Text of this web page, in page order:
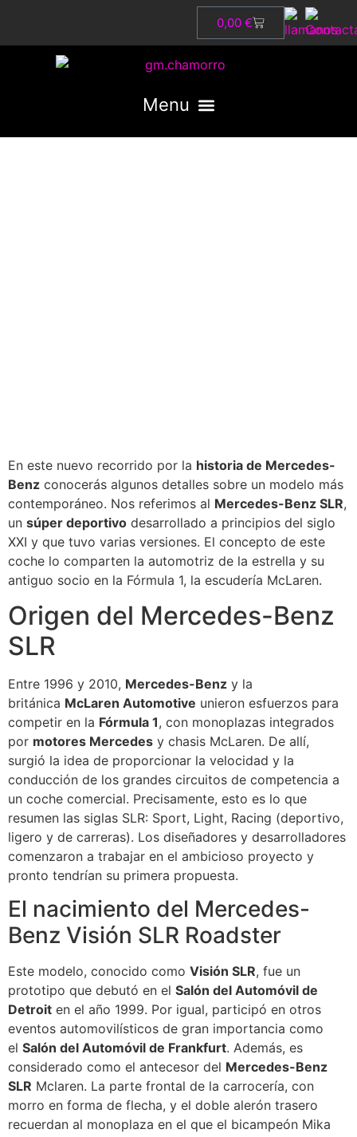
0,00€
En este nuevo recorrido por la historia de Mercedes-
Benz conocerás algunos detalles sobre un modelo más
contemporáneo. Nos referimos al Mercedes-Benz SLR,
un súper deportivo desarrollado a principios del siglo
XXI y que tuvo varias versiones. El concepto de este
coche lo comparten la automotriz de la estrella y su
antiguo socio en la Fórmula 1, la escudería McLaren.
Origen del Mercedes-Benz
SLR
Entre 1996 y 2010, Mercedes-Benz y la
británica McLaren Automotive unieron esfuerzos para
competir en la Fórmula 1, con monoplazas integrados
por motores Mercedes y chasis McLaren. De allí,
surgió la idea de proporcionar la velocidad y la
conducción de los grandes circuitos de competencia a
un coche comercial. Precisamente, esto es lo que
resumen las siglas SLR: Sport, Light, Racing (deportivo,
ligero y de carreras). Los diseñadores y desarrolladores
comenzaron a trabajar en el ambicioso proyecto y
pronto tendrían su primera propuesta.
El nacimiento del Mercedes-
Benz Visión SLR Roadster
Este modelo, conocido como Visión SLR, fue un
prototipo que debutó en el Salón del Automóvil de
Detroit en el año 1999. Por igual, participó en otros
eventos automovilísticos de gran importancia como
el Salón del Automóvil de Frankfurt. Además, es
considerado como el antecesor del Mercedes-Benz
SLR Mclaren. La parte frontal de la carrocería, con
morro en forma de flecha, y el doble alerón trasero
recuerdan al monoplaza en el que el bicampeón Mika